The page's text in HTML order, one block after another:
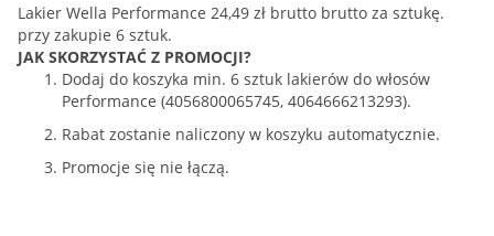
Lakier Wella Performance 24,49 zł brutto brutto za sztukę.
przy zakupie 6 sztuk.
JAK SKORZYSTAĆ Z PROMOCJI?
Dodaj do koszyka min. 6 sztuk lakierów do włosów
Performance (4056800065745, 4064666213293).
Rabat zostanie naliczony w koszyku automatycznie.
Promocje się nie łączą.